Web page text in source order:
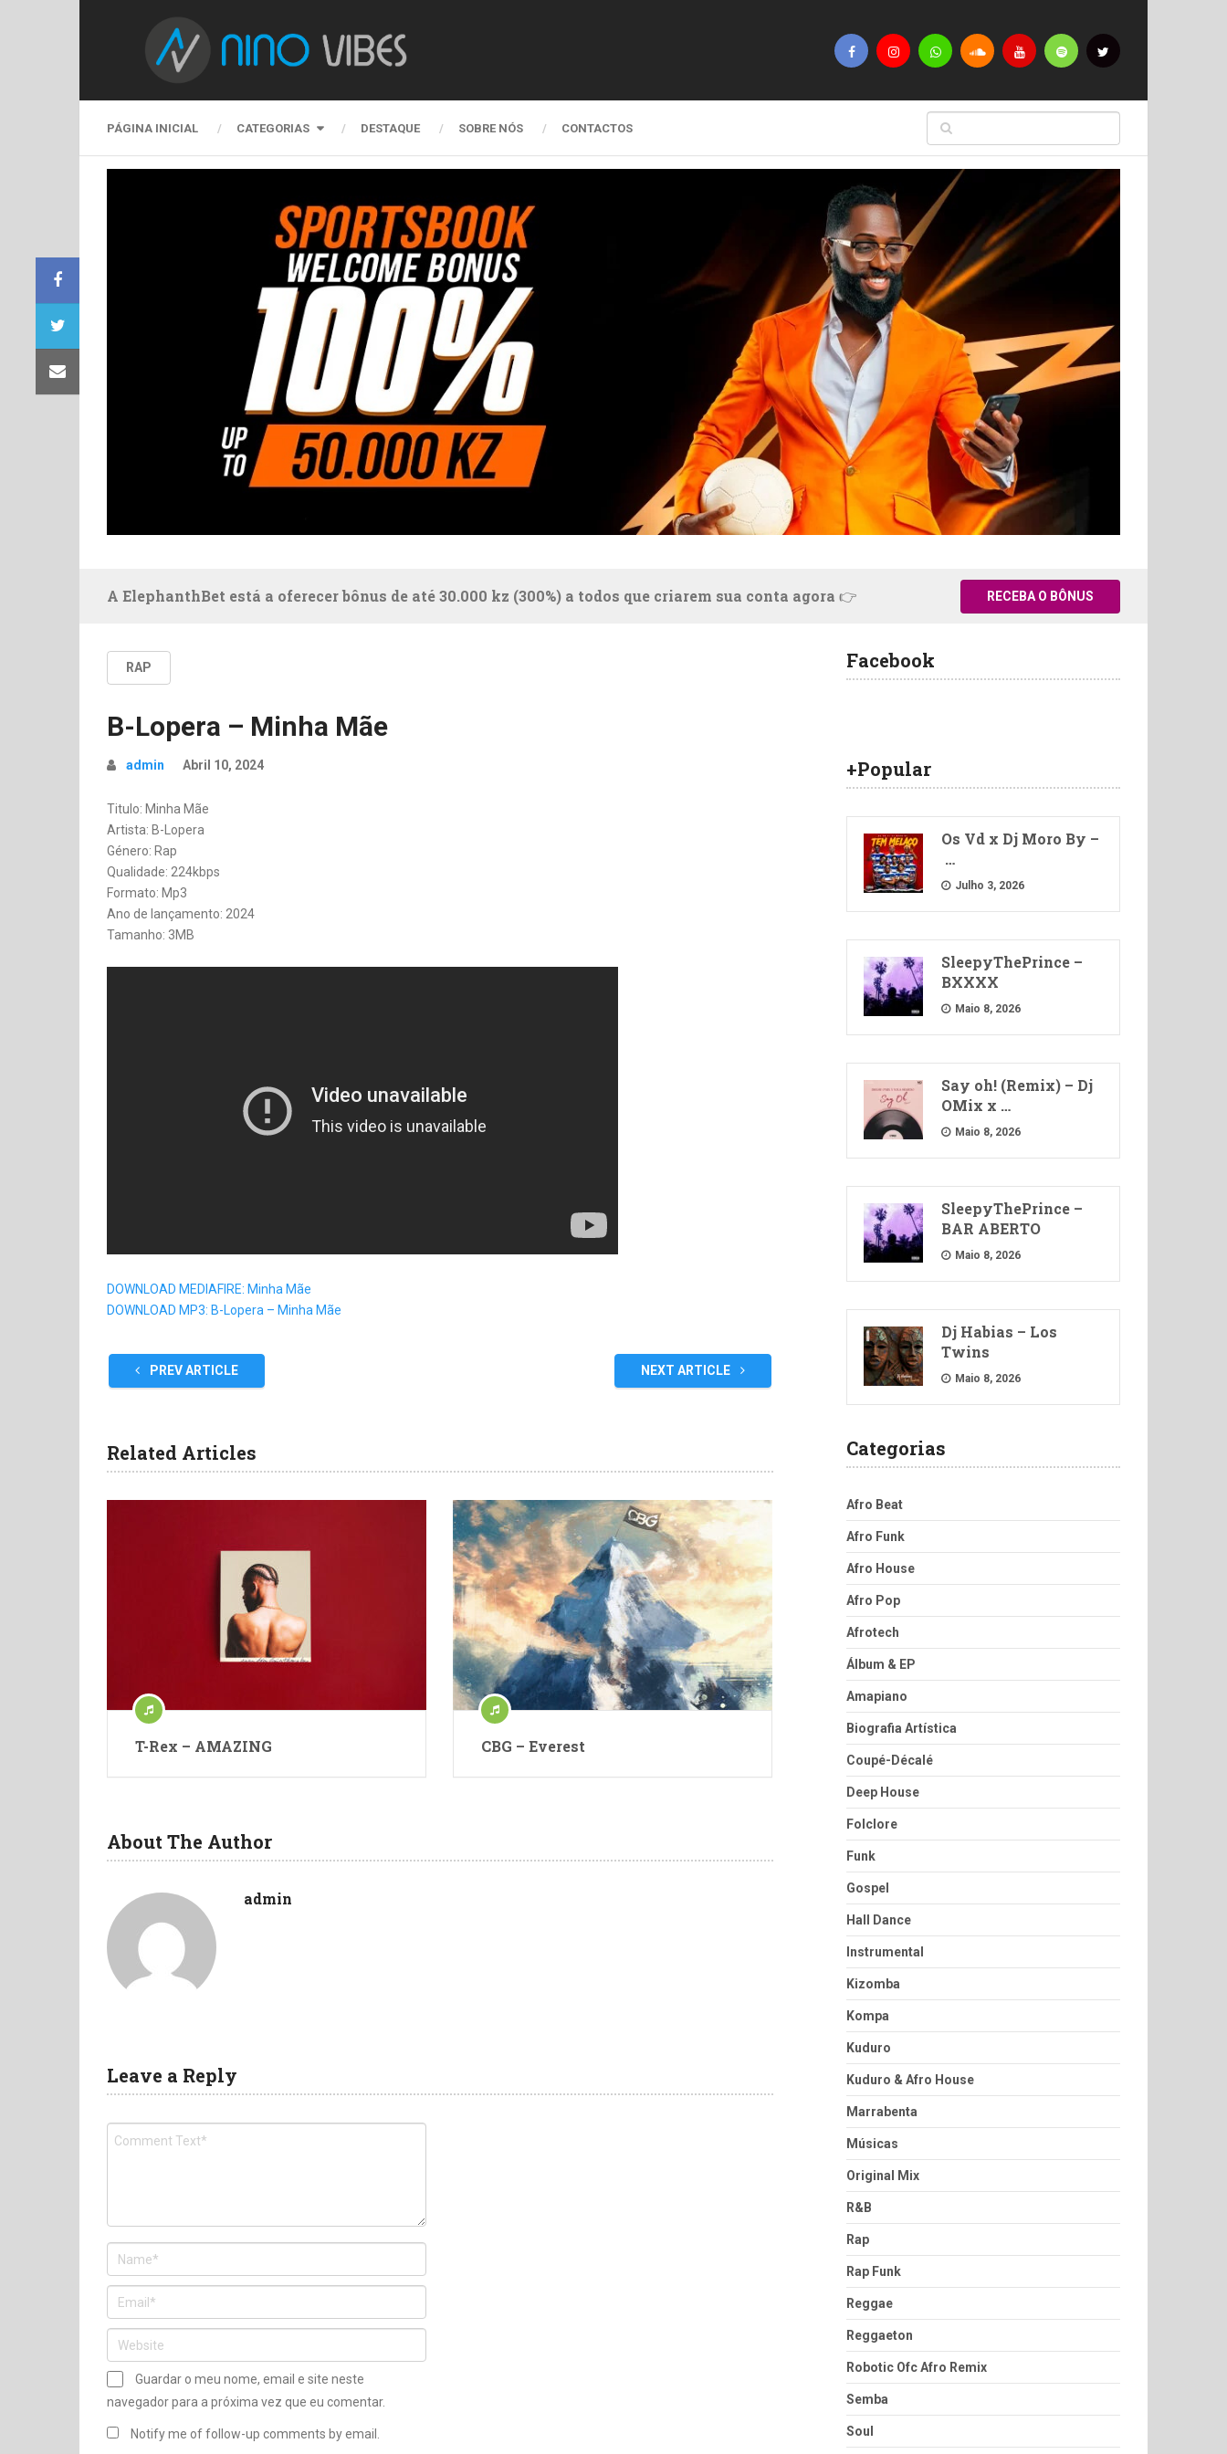
PÁGINA INICIAL CATEGORIAS DESTAQUE SOBRE NÓS CONTACTOS
A ElephanthBet está a oferecer bônus de até 30.000 kz (300%) a todos que criarem sua conta agora 👉 RECEBA O BÔNUS
RAP
B-Lopera – Minha Mãe
admin Abril 10, 2024
Titulo: Minha Mãe
Artista: B-Lopera
Género: Rap
Qualidade: 224kbps
Formato: Mp3
Ano de lançamento: 2024
Tamanho: 3MB
DOWNLOAD MEDIAFIRE: Minha Mãe
DOWNLOAD MP3: B-Lopera – Minha Mãe
PREV ARTICLE NEXT ARTICLE
Related Articles
T-Rex – AMAZING CBG – Everest
About The Author
admin
Leave a Reply
Guardar o meu nome, email e site neste
navegador para a próxima vez que eu comentar.
Notify me of follow-up comments by email.
Facebook
+Popular
Os Vd x Dj Moro By –
…
Julho 3, 2026
SleepyThePrince –
BXXXX
Maio 8, 2026
Say oh! (Remix) – Dj
OMix x …
Maio 8, 2026
SleepyThePrince –
BAR ABERTO
Maio 8, 2026
Dj Habias – Los
Twins
Maio 8, 2026
Categorias
Afro Beat
Afro Funk
Afro House
Afro Pop
Afrotech
Álbum & EP
Amapiano
Biografia Artística
Coupé-Décalé
Deep House
Folclore
Funk
Gospel
Hall Dance
Instrumental
Kizomba
Kompa
Kuduro
Kuduro & Afro House
Marrabenta
Músicas
Original Mix
R&B
Rap
Rap Funk
Reggae
Reggaeton
Robotic Ofc Afro Remix
Semba
Soul